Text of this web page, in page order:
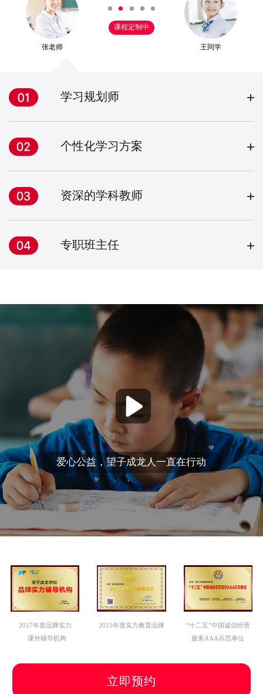
张老师
课程定制中
王同学
学习规划师
个性化学习方案
资深的学科教师
专职班主任
爱心公益，望子成龙人一直在行动
2017年度品牌实力
课外辅导机构
2015年度实力教育品牌
“十二五”中国诚信经营
服务AAA示范单位
立即预约